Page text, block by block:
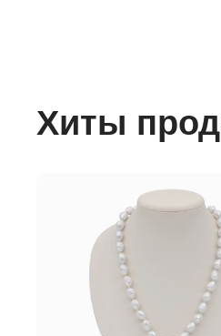
Хиты